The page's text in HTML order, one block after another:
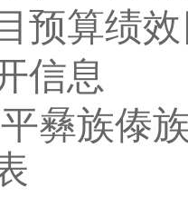
预算绩
信息
彝族傣